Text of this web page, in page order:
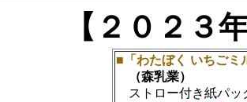
【２０２
■「わたぼく いちごミ
（森乳業）
ストロー付き紙パッ